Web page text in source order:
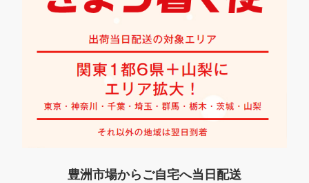
豊洲市場からご自宅へ当日配送